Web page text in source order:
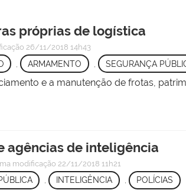
próprias de logística
26/11/2018 14h43
, ARMAMENTO , SEGURANÇA
e a manutenção de frotas,
agências de inteligência
modificação 22/11/2018 11h21
, INTELIGÊNCIA , POLÍCIAS